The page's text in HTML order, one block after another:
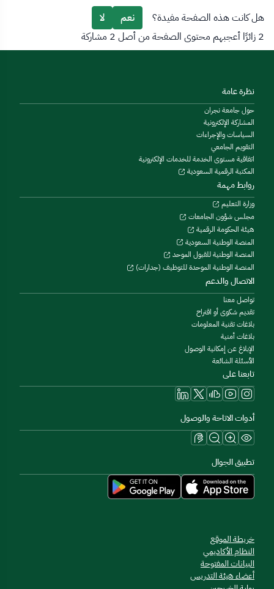
هل كانت هذه الصفحة مفيدة؟ نعم
لا
2 زائرًا أعجبهم محتوى الصفحة من أصل 2 مشاركة
نظرة عامة
حول جامعة نجران
المشاركة الإلكترونية
السياسات والإجراءات
التقويم الجامعي
اتفاقية مستوى الخدمة للخدمات الإلكترونية
المكتبة الرقمية السعودية
روابط مهمة
وزارة التعليم
مجلس شؤون الجامعات
هيئة الحكومة الرقمية
المنصة الوطنية السعودية
المنصة الوطنية للقبول الموحد
المنصة الوطنية الموحدة للتوظيف (جدارات)
الاتصال والدعم
تواصل معنا
تقديم شكوى أو اقتراح
بلاغات تقنية المعلومات
بلاغات أمنية
الإبلاغ عن إمكانية الوصول
الأسئلة الشائعة
تابعنا على
أدوات الاتاحة والوصول
تطبيق الجوال
خريطة الموقع
النظام الأكاديمي
البيانات المفتوحة
أعضاء هيئة التدريس